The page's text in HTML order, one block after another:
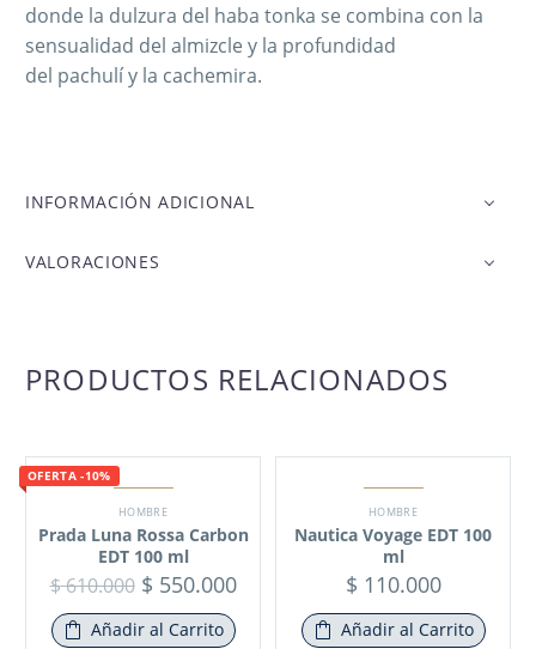
donde la dulzura del haba tonka se combina con la
sensualidad del almizcle y la profundidad
del pachulí y la cachemira.
INFORMACIÓN ADICIONAL
VALORACIONES
PRODUCTOS RELACIONADOS
OFERTA -10%
HOMBRE
Prada Luna Rossa Carbon
EDT 100 ml
$610.000 $ 550.000
Añadir al Carrito
HOMBRE
Nautica Voyage EDT 100
ml
$ 110.000
Añadir al Carrito